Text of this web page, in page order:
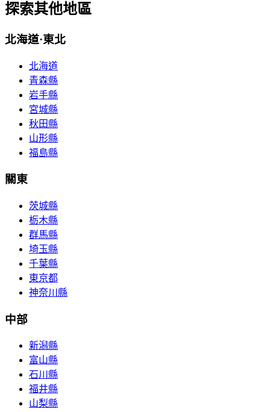
探索其他地區
北海道·東北
北海道
青森縣
岩手縣
宮城縣
秋田縣
山形縣
福島縣
關東
茨城縣
栃木縣
群馬縣
埼玉縣
千葉縣
東京都
神奈川縣
中部
新潟縣
富山縣
石川縣
福井縣
山梨縣